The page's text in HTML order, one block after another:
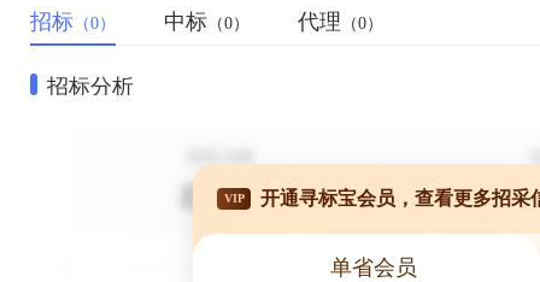
招标 （0） 中标 （0） 代理 （0）
招标分析
VIP 开通寻标宝会员，查看更多招采
单省会员